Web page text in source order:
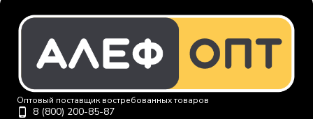
Оптовый поставщик востребованных товаров
8 (800) 200-85-87